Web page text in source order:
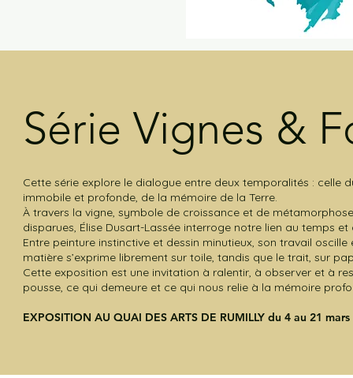
Série Vignes &
Cette série explore le dialogue entre deux temporalités : celle
immobile et profonde, de la mémoire de la Terre.
À travers la vigne, symbole de croissance et de
disparues, Élise Dusart-Lassée interroge notre lien au temps et
Entre peinture instinctive et dessin minutieux, son travail
matière s’exprime librement sur toile, tandis que le trait, sur
Cette exposition est une invitation à ralentir, à observer et à
pousse, ce qui demeure et ce qui nous relie à la mémoire
EXPOSITION AU QUAI DES ARTS DE RUMILLY du 4 au 21